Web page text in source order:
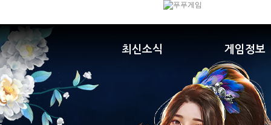
최신소식 게임정보